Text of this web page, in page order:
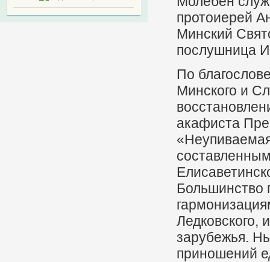
протоиерей
Минский
послушница
По
Минского и
акафиста
Большинство
Ледковского,
зарубежья.
приношений